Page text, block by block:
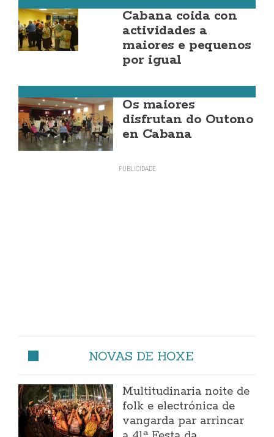
Cabana coida con
actividades a
maiores e pequenos
por igual
Os maiores
disfrutan do Outono
en Cabana
NOVAS DE HOXE
Multitudinaria noite de
folk e electrónica de
vangarda par arrincar